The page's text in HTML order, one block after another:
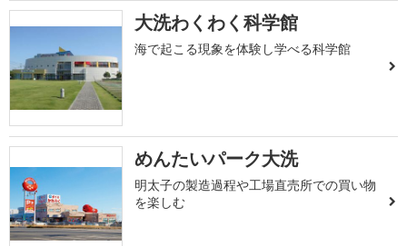
大洗わくわく科学館
海で起こる現象を体験し学べる科学館
めんたいパーク大洗
明太子の製造過程や工場直売所での買い物
を楽しむ